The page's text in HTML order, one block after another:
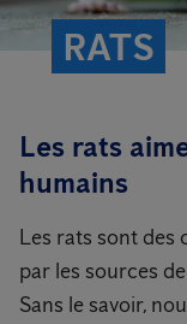
RATS
Les rats
humains
Les rats sont
par les sources
Sans le savoir,